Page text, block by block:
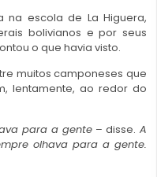
na escola de La Higuera,
bolivianos e por seus
o que havia visto.
muitos camponeses que
lentamente, ao redor do
para a gente – disse. A
olhava para a gente.